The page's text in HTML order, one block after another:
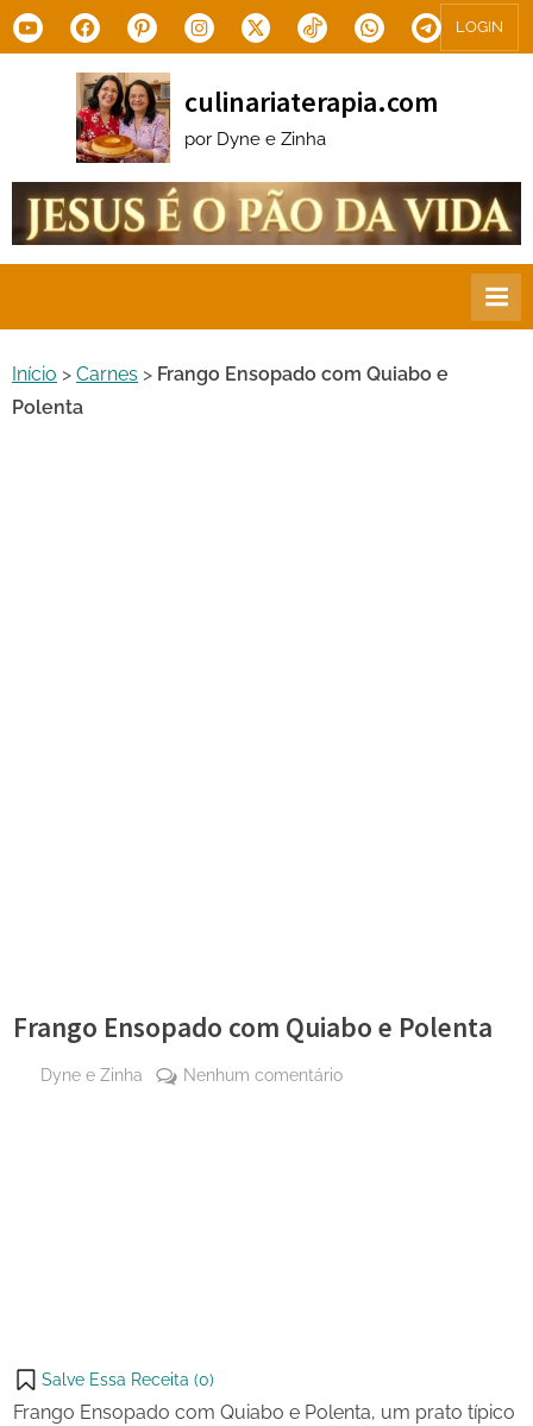
Skip
to
YoutubeFacebookPinterestInstagram
X.com Tiktok WhatsAppTelegram
LOGIN
culinariaterapia.com
por Dyne e Zinha
Início > Carnes > Frango Ensopado com Quiabo e
Polenta
Frango Ensopado com Quiabo e Polenta
By
Dyne e Zinha Nenhum comentárioem
on
X
Salve Essa Receita (0)
Frango Ensopado com Quiabo e Polenta, um prato típico